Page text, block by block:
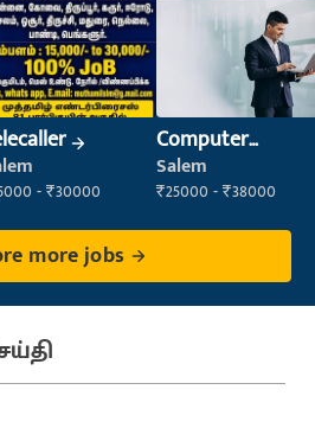
- ₹30000
Computer
Operator
Salem
₹25000 - ₹38000
more jobs